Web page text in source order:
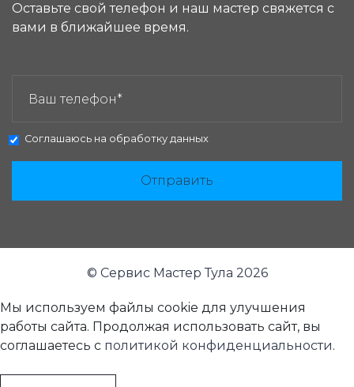
Оставьте свой телефон и наш мастер свяжется с
вами в ближайшее время.
Соглашаюсь на обработку данных
Отправить
© Сервис Мастер Тула 2026
Мы используем файлы cookie для улучшения
работы сайта. Продолжая использовать сайт, вы
соглашаетесь с политикой конфиденциальности.